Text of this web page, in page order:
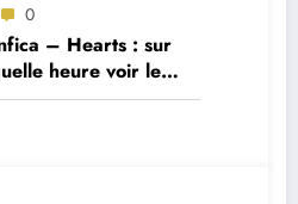
0
– Hearts : sur
heure voir le